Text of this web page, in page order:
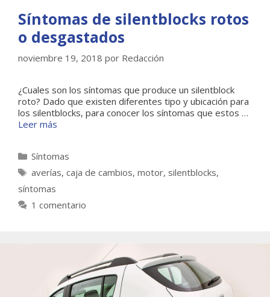
Síntomas de silentblocks rotos
o desgastados
noviembre 19, 2018 por Redacción
¿Cuales son los síntomas que produce un silentblock
roto? Dado que existen diferentes tipo y ubicación para
los silentblocks, para conocer los síntomas que estos …
Leer más
Categorías
Síntomas
Etiquetas
averías, caja de cambios, motor, silentblocks,
síntomas
1 comentario